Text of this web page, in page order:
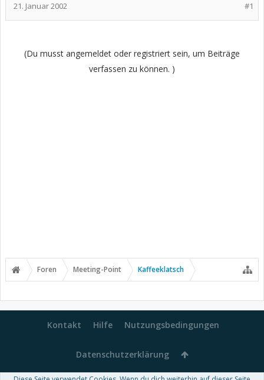
#1
21. Januar 2002
(Du musst angemeldet oder registriert sein, um Beiträge
verfassen zu können. )
Foren Meeting-Point Kaffeeklatsch
Kontakt Hilfe Nutzungsbedingungen
Datenschutzerklärung